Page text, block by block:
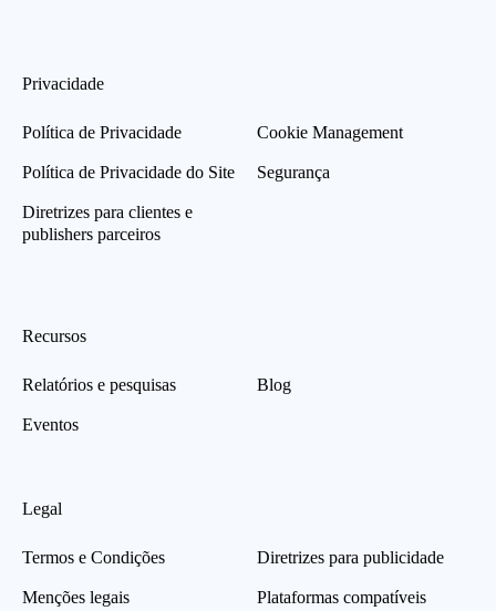
Privacidade
Política de Privacidade
Política de Privacidade do Site
Diretrizes para clientes e
publishers parceiros
Cookie Management
Segurança
Recursos
Relatórios e pesquisas
Eventos
Blog
Legal
Termos e Condições
Menções legais
Diretrizes para publicidade
Plataformas compatíveis